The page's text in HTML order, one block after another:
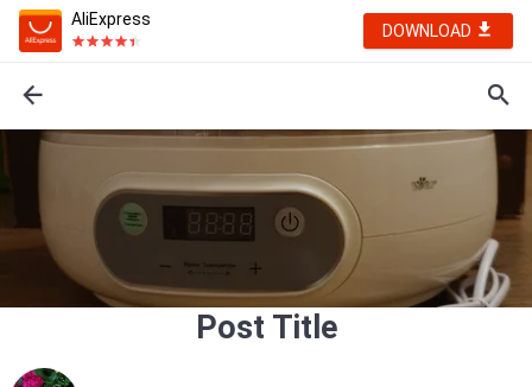
AliExpress
DOWNLOAD
Post Title